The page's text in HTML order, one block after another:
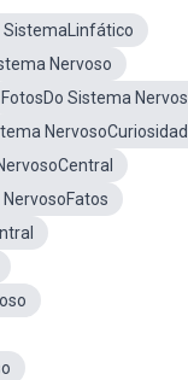
SistemaLinfático
Nervoso
FotosDo Sistema